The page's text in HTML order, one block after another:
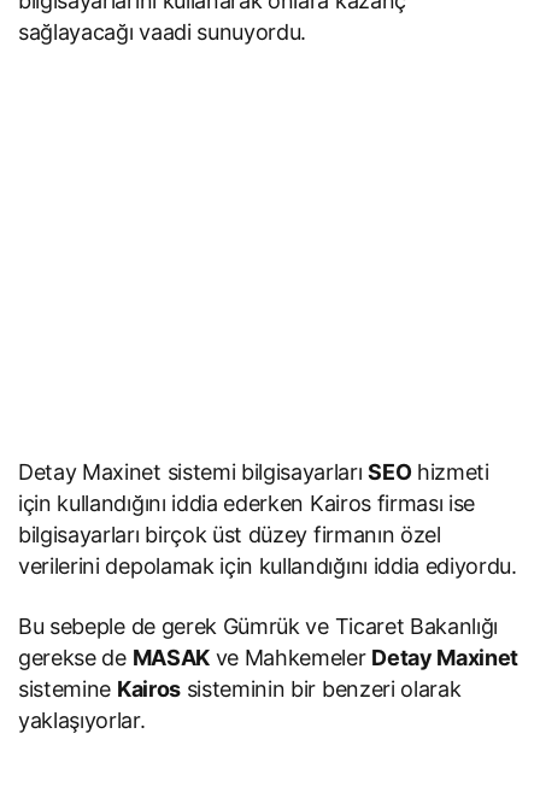
sağlayacağı vaadi sunuyordu.
Detay Maxinet sistemi bilgisayarlarıSEOhizmeti
için kullandığını iddia ederken Kairos firması ise
bilgisayarları birçok üst düzey firmanın özel
verilerini depolamak için kullandığını iddia ediyordu.
Bu sebeple de gerek Gümrük ve Ticaret Bakanlığı
gerekse de MASAKve Mahkemeler Detay Maxinet
sistemine Kairossisteminin bir benzeri olarak
yaklaşıyorlar.